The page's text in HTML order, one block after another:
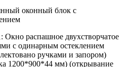
оконный блок с
Окно распашное двухстворчатое
с одинарным остеклением
ручками и запором)
1200*900*44 мм) (открывание